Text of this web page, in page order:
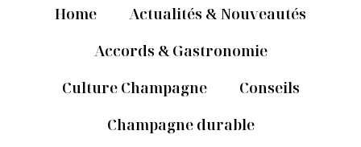
Home
Actualités & Nouveautés
Accords & Gastronomie
Culture Champagne
Conseils
Champagne durable